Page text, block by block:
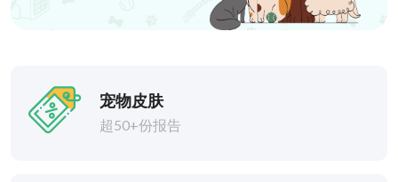
宠物皮肤
超50+份报告